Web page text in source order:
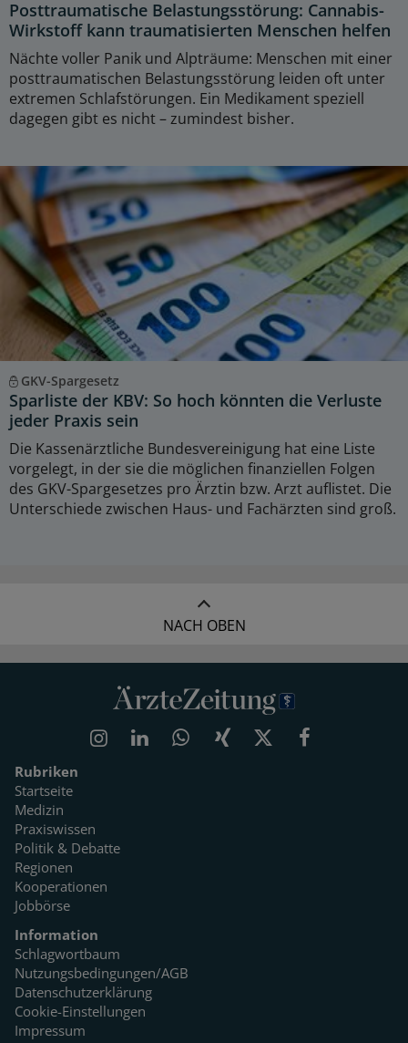
Posttraumatische Belastungsstörung: Cannabis-
Wirkstoff kann traumatisierten Menschen helfen
Nächte voller Panik und Alpträume: Menschen mit einer
posttraumatischen Belastungsstörung leiden oft unter
extremen Schlafstörungen. Ein Medikament speziell
dagegen gibt es nicht – zumindest bisher.
GKV-Spargesetz
Sparliste der KBV: So hoch könnten die Verluste
jeder Praxis sein
Die Kassenärztliche Bundesvereinigung hat eine Liste
vorgelegt, in der sie die möglichen finanziellen Folgen
des GKV-Spargesetzes pro Ärztin bzw. Arzt auflistet. Die
Unterschiede zwischen Haus- und Fachärzten sind groß.
NACH OBEN
Rubriken
Startseite
Medizin
Praxiswissen
Politik & Debatte
Regionen
Kooperationen
Jobbörse
Information
Schlagwortbaum
Nutzungsbedingungen/AGB
Datenschutzerklärung
Cookie-Einstellungen
Impressum